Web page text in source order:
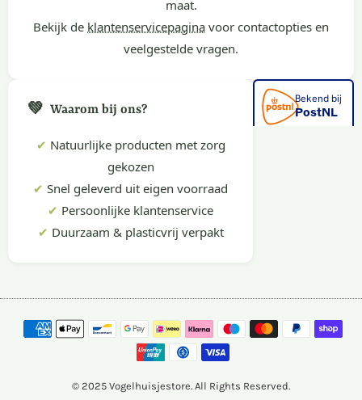
maat.
Bekijk de klantenservicepagina voor contactopties en
veelgestelde vragen.
💚 Waarom bij ons?
✔ Natuurlijke producten met zorg
gekozen
✔ Snel geleverd uit eigen voorraad
✔ Persoonlijke klantenservice
✔ Duurzaam & plasticvrij verpakt
© 2025 Vogelhuisjestore. All Rights Reserved.